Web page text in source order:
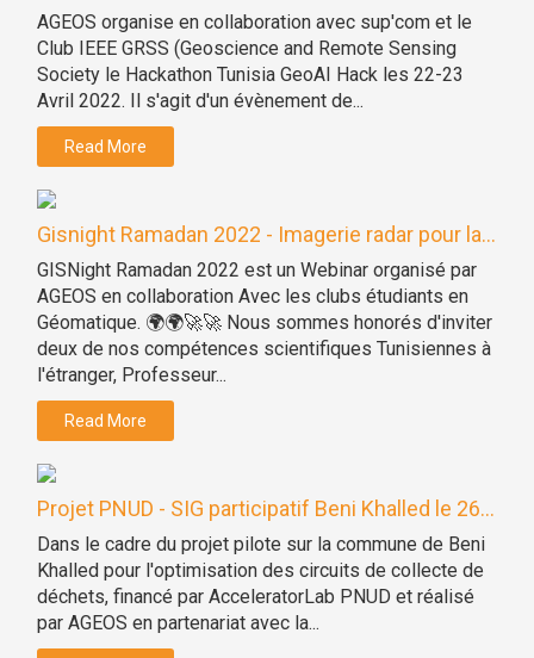
AGEOS organise en collaboration avec sup'com et le
Club IEEE GRSS (Geoscience and Remote Sensing
Society le Hackathon Tunisia GeoAI Hack les 22-23
Avril 2022. Il s'agit d'un évènement de...
Read More
Gisnight Ramadan 2022 - Imagerie radar pour la...
GISNight Ramadan 2022 est un Webinar organisé par
AGEOS en collaboration Avec les clubs étudiants en
Géomatique. 🌍🌍🚀🚀 Nous sommes honorés d'inviter
deux de nos compétences scientifiques Tunisiennes à
l'étranger, Professeur...
Read More
Projet PNUD - SIG participatif Beni Khalled le 26...
Dans le cadre du projet pilote sur la commune de Beni
Khalled pour l'optimisation des circuits de collecte de
déchets, financé par AcceleratorLab PNUD et réalisé
par AGEOS en partenariat avec la...